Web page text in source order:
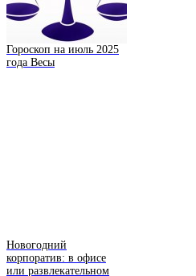
Гороскоп на июль 2025
года Весы
Новогодний
корпоратив: в офисе
или развлекательном